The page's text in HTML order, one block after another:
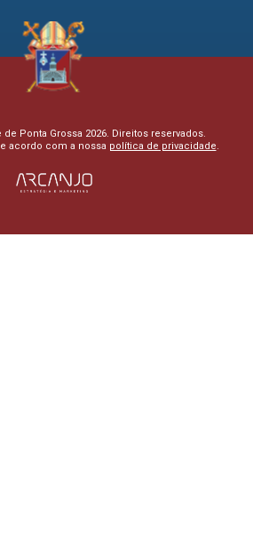
Ponta Grossa 2026. Direitos reservados.
acordo com a nossa política de privacidade